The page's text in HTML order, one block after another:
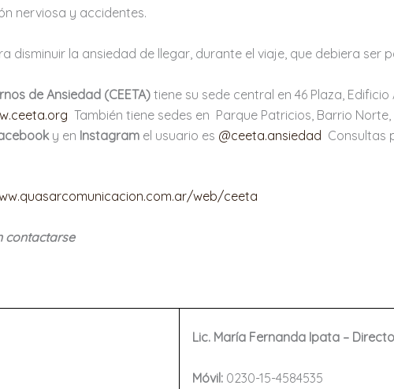
nerviosa y accidentes.
disminuir la ansiedad de llegar, durante el viaje, que debiera ser
de Ansiedad (CEETA) tiene su sede central en 46 Plaza, Edificio
También tiene sedes en Parque Patricios, Barrio
y en Instagram el usuario es @ceeta.ansiedad Consultas
web/ceeta
contactarse
Lic. María Fernanda Ipata –
Móvil: 0230-15-4584535